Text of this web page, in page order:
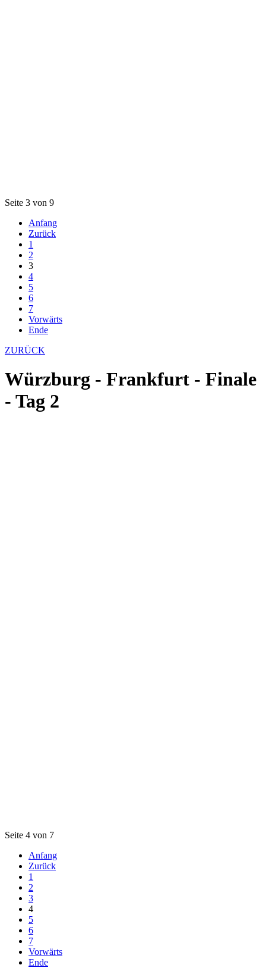
Seite 3 von 9
Anfang
Zurück
1
2
3
4
5
6
7
Vorwärts
Ende
ZURÜCK
Würzburg - Frankfurt - Finale
- Tag 2
Seite 4 von 7
Anfang
Zurück
1
2
3
4
5
6
7
Vorwärts
Ende